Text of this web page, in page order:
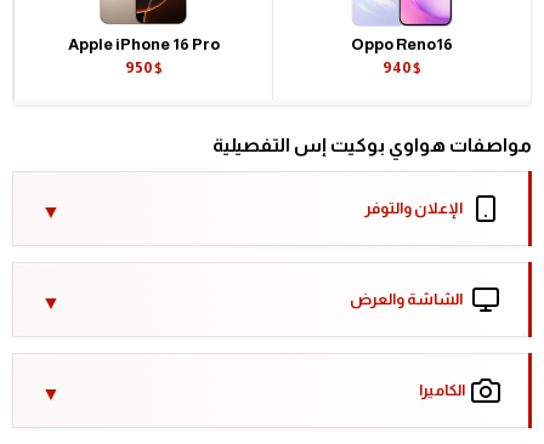
Oppo Reno16
940$
Apple iPhone 16 Pro
950$
مواصفات هواوي بوكيت إس التفصيلية
الإعلان والتوفر
الشاشة والعرض
الكاميرا